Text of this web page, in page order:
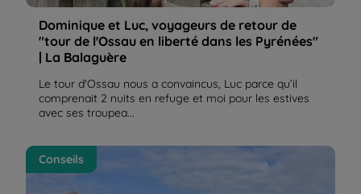
Dominique et Luc, voyageurs de retour de
"tour de l'Ossau en liberté dans les Pyrénées"
| La Balaguère
Le tour d'Ossau nous a convaincus, Luc parce qu’il
comprenait 2 nuits en refuge et moi pour les estives
avec ses troupea...
Le métier d’accompagnateur en montagne | La
Balaguère
Conseils